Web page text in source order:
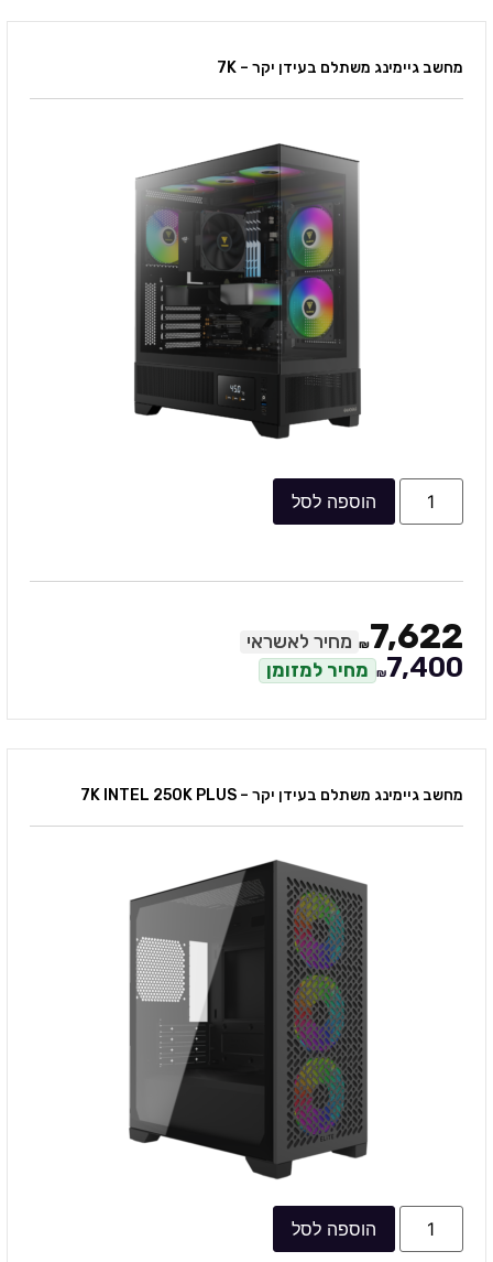
מחשב גיימינג משתלם בעידן יקר – 7K
הוספה לסל
₪7,622 מחיר לאשראי
₪7,400 מחיר למזומן
מחשב גיימינג משתלם בעידן יקר – 7K INTEL 250K PLUS
הוספה לסל